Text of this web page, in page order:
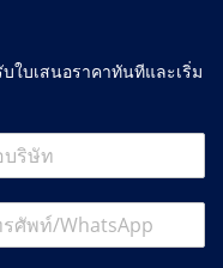
ใบเสนอราคาทันทีและเริ่ม